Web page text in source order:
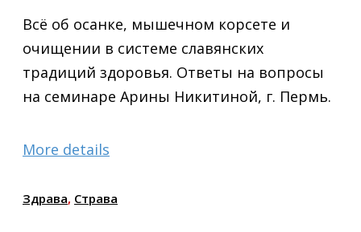
Всё об осанке, мышечном корсете и
очищении в системе славянских
традиций здоровья. Ответы на вопросы
на семинаре Арины Никитиной, г. Пермь.
More details
Здрава, Страва